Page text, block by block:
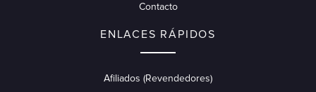
Contacto
ENLACES RÁPIDOS
Afiliados (Revendedores)